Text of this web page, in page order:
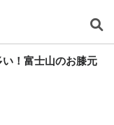
い！富士山のお膝元